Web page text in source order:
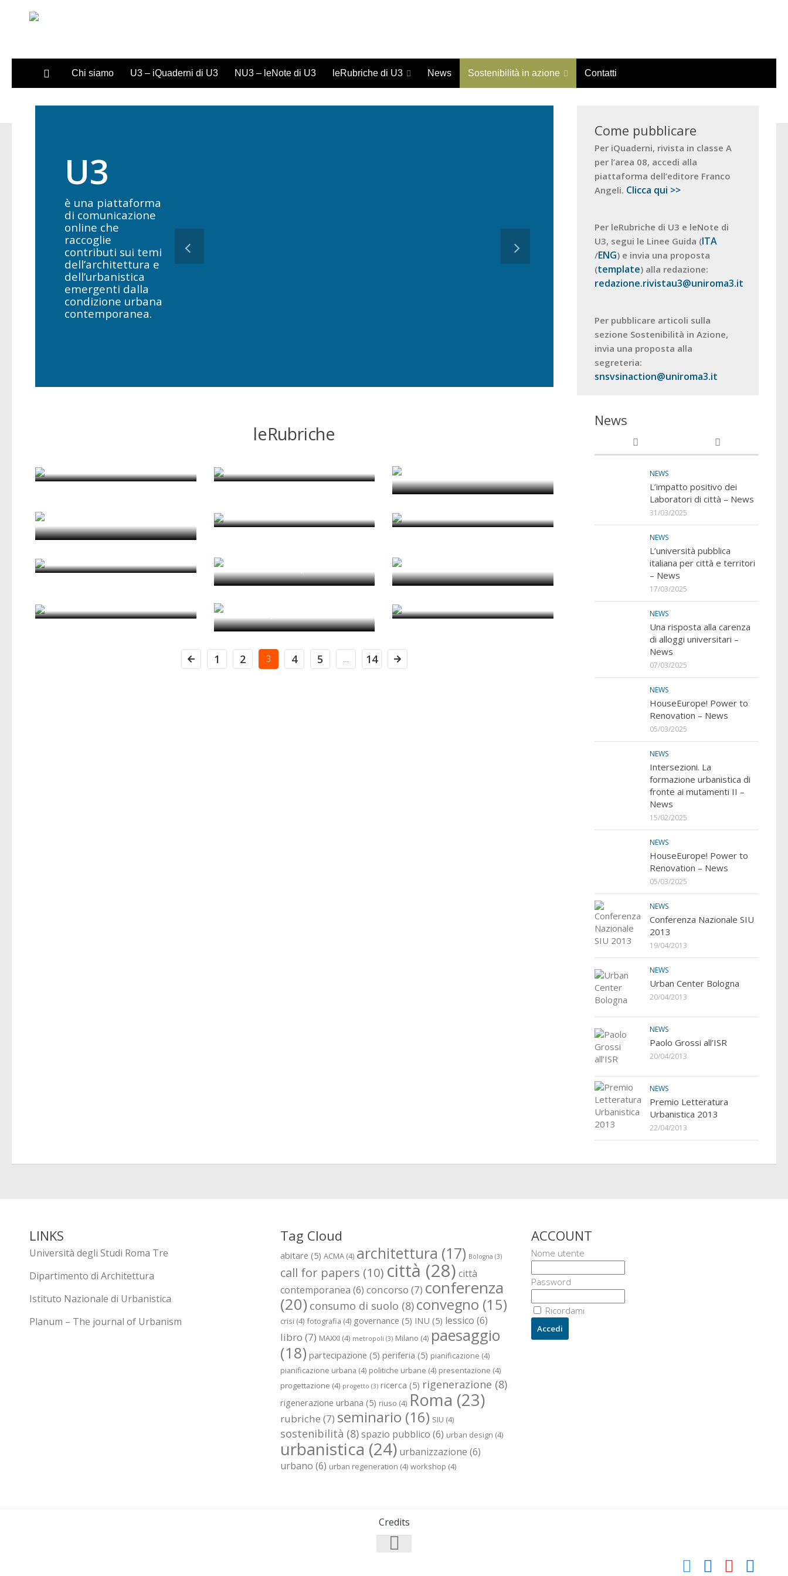
Sotto il contenuto
Chi siamo U3 – iQuaderni di U3 NU3 – leNote di U3 leRubriche di U3 News Sostenibilità in azione Contatti
U3
è una piattaforma
di comunicazione
online che
raccoglie
contributi sui temi
dell’architettura e
dell’urbanistica
emergenti dalla
condizione urbana
contemporanea.
leRubriche
Figure Out
Il contagio urbanistico
Notes on Perception and
A proposito di Villa Deliella
1 2 3 4 5 14
Come pubblicare
Per iQuaderni, rivista in classe A
per l’area 08, accedi alla
piattaforma dell’editore Franco
Angeli. Clicca qui >>
Per leRubriche di U3 e leNote di
U3, segui le Linee Guida (ITA
/ENG) e invia una proposta
(template) alla redazione:
redazione.rivistau3@uniroma3.it
Per pubblicare articoli sulla
sezione Sostenibilità in Azione,
invia una proposta alla
segreteria:
snsvsinaction@uniroma3.it
News
NEWS
L’impatto positivo dei
Laboratori di città – News
31/03/2025
NEWS
L’università pubblica
italiana per città e territori
– News
17/03/2025
NEWS
Una risposta alla carenza
di alloggi universitari –
News
07/03/2025
NEWS
HouseEurope! Power to
Renovation – News
05/03/2025
NEWS
Intersezioni. La
formazione urbanistica di
fronte ai mutamenti II –
News
15/02/2025
NEWS
HouseEurope! Power to
Renovation – News
05/03/2025
NEWS
Conferenza Nazionale SIU
2013
19/04/2013
NEWS
Urban Center Bologna
20/04/2013
NEWS
Paolo Grossi all’ISR
20/04/2013
NEWS
Premio Letteratura
Urbanistica 2013
22/04/2013
LINKS
Università degli Studi Roma Tre
Dipartimento di Architettura
Istituto Nazionale di Urbanistica
Planum – The journal of Urbanism
Tag Cloud
abitare (5) ACMA(4) architettura (17) Bologna (3)
call for papers (10) città (28) città
contemporanea (6) concorso (7) conferenza
(20) consumo di suolo (8) convegno (15)
crisi (4) fotografia (4) governance (5) INU (5) lessico (6)
libro (7) MAXXI (4) metropoli (3) Milano (4) paesaggio
(18) partecipazione (5) periferia (5) pianificazione (4)
pianificazione urbana (4) politiche urbane (4) presentazione (4)
progettazione (4) progetto (3) ricerca (5) rigenerazione (8)
rigenerazione urbana (5) riuso (4) Roma (23)
rubriche (7) seminario (16) SIU (4)
sostenibilità (8)spazio pubblico (6) urban design (4)
urbanistica (24) urbanizzazione (6)
urbano (6) urban regeneration (4) workshop (4)
ACCOUNT
Nome utente
Password
Ricordami
Credits